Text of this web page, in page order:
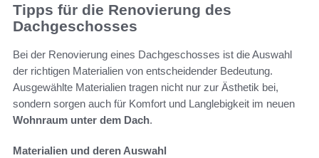
Tipps für die Renovierung des
Dachgeschosses
Bei der Renovierung eines Dachgeschosses ist die Auswahl
der richtigen Materialien von entscheidender Bedeutung.
Ausgewählte Materialien tragen nicht nur zur Ästhetik bei,
sondern sorgen auch für Komfort und Langlebigkeit im neuen
Wohnraum unter dem Dach.
Materialien und deren Auswahl